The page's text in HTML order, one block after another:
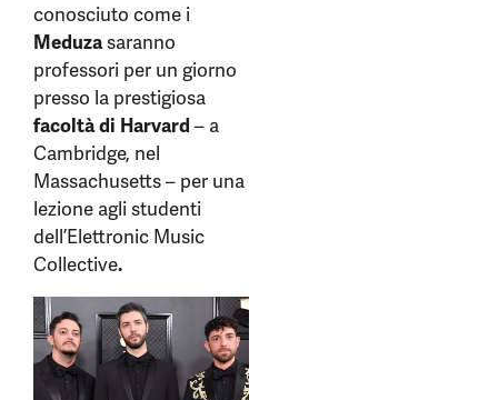
conosciuto come i
Meduzasaranno
professori per un giorno
presso la prestigiosa
facoltà di Harvard – a
Cambridge, nel
Massachusetts – per una
lezione agli studenti
dell’Elettronic Music
Collective.